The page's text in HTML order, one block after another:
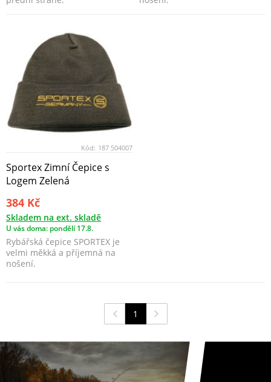
Kód: 187 504007
Sportex Zimní Čepice s
Logem Zelená
384 Kč
Skladem na ext. skladě
U vás doma: pondělí 17.8.
Rybářská čepice SPORTEX je
velmi měkká a příjemná na
nošení.
1